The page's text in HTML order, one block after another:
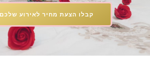
קבלו הצעת מחיר לאירוע